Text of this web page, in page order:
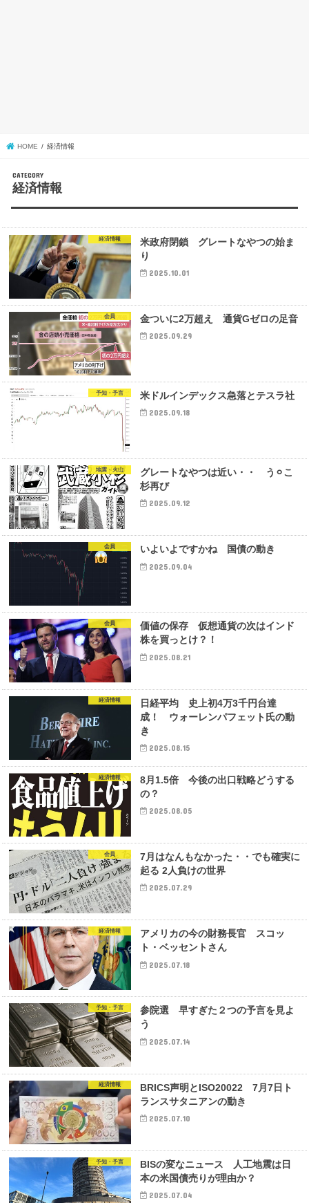
HOME 経済情報
経済情報
経済情報
米政府閉鎖 グレートなやつの始ま
り
2025.10.01
会員 金ついに2万超え 通貨Gゼロの足音
2025.09.29
予知・予言 米ドルインデックス急落とテスラ社
2025.09.18
地震・火山
グレートなやつは近い・・ う⚪︎こ
杉再び
2025.09.12
会員 いよいよですかね 国債の動き
2025.09.04
会員
価値の保存 仮想通貨の次はインド
株を買っとけ？！
2025.08.21
経済情報
日経平均 史上初4万3千円台達
成！ ウォーレンパフェット氏の動
き
2025.08.15
経済情報
8月1.5倍 今後の出口戦略どうする
の？
2025.08.05
会員
7月はなんもなかった・・でも確実に
起る 2人負けの世界
2025.07.29
経済情報
アメリカの今の財務長官 スコッ
ト・ベッセントさん
2025.07.18
予知・予言
参院選 早すぎた２つの予言を見よ
う
2025.07.14
経済情報
BRICS声明とISO20022 7月7日ト
ランスサタニアンの動き
2025.07.10
予知・予言
BISの変なニュース 人工地震は日
本の米国債売りが理由か？
2025.07.04